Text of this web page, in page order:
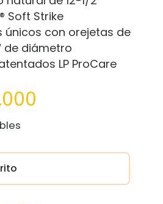
Soft Strike
únicos con orejetas de
de diámetro
LP ProCare